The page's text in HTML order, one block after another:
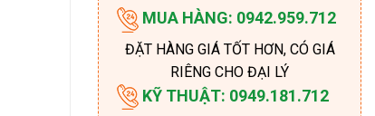
MUA HÀNG: 0942.959.712
ĐẶT HÀNG GIÁ TỐT HƠN, CÓ GIÁ
RIÊNG CHO ĐẠI LÝ
KỸ THUẬT: 0949.181.712